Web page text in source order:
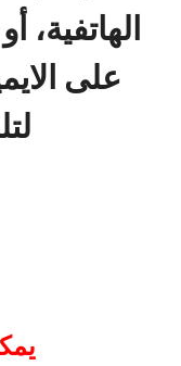
الهاتفية،
على